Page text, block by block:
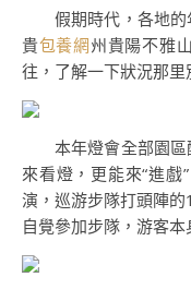
假期時代，各地
貴包養網州貴陽不雅
往，了解一下狀況那里
本年燈會全部園
來看燈，更能來“進
演，巡游步隊打頭陣
自覺參加步隊，游客本